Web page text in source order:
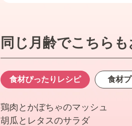
同じ月齢でこちら
食材ぴったり レシピ 食材
鶏肉とかぼちゃのマッシュ
胡瓜とレタスのサラダ